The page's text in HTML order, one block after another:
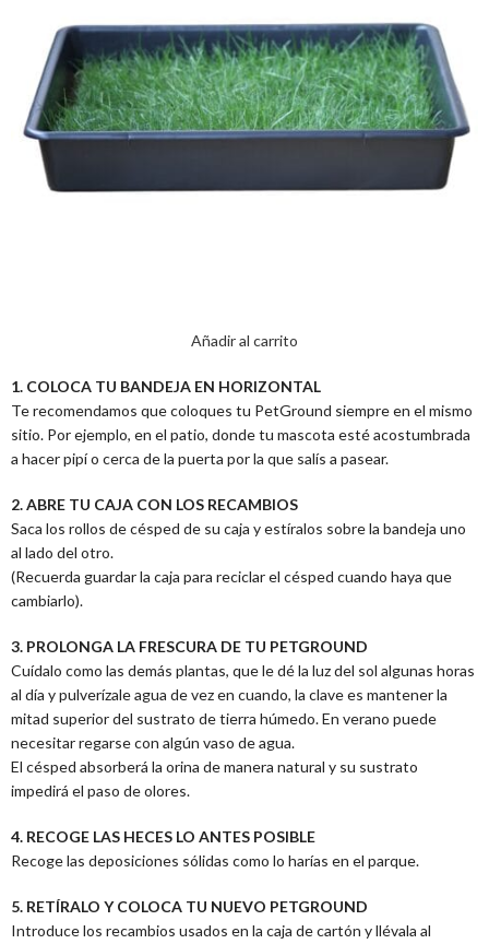
Añadir al carrito
1. COLOCA TU BANDEJA EN HORIZONTAL
Te recomendamos que coloques tu PetGround siempre en el mismo
sitio. Por ejemplo, en el patio, donde tu mascota esté acostumbrada
a hacer pipí o cerca de la puerta por la que salís a pasear.
2. ABRE TU CAJA CON LOS RECAMBIOS
Saca los rollos de césped de su caja y estíralos sobre la bandeja uno
al lado del otro.
(Recuerda guardar la caja para reciclar el césped cuando haya que
cambiarlo).
3. PROLONGA LA FRESCURA DE TU PETGROUND
Cuídalo como las demás plantas, que le dé la luz del sol algunas horas
al día y pulverízale agua de vez en cuando, la clave es mantener la
mitad superior del sustrato de tierra húmedo. En verano puede
necesitar regarse con algún vaso de agua.
El césped absorberá la orina de manera natural y su sustrato
impedirá el paso de olores.
4. RECOGE LAS HECES LO ANTES POSIBLE
Recoge las deposiciones sólidas como lo harías en el parque.
5. RETÍRALO Y COLOCA TU NUEVO PETGROUND
Introduce los recambios usados en la caja de cartón y llévala al